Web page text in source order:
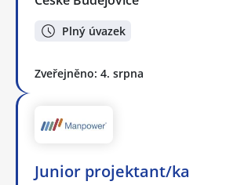
Plný úvazek
Zveřejněno: 4. srpna
Junior projektant/ka